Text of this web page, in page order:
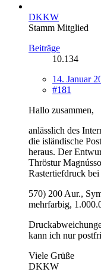
DKKW
Stamm Mitglied
Beiträge
10.134
14. Januar
#181
Hallo zusammen,
anlässlich des
die isländische
heraus. Der
Thröstur
Rastertiefdruck
570) 200 Aur.,
mehrfarbig,
kann ich nur
Viele Grüße
DKKW